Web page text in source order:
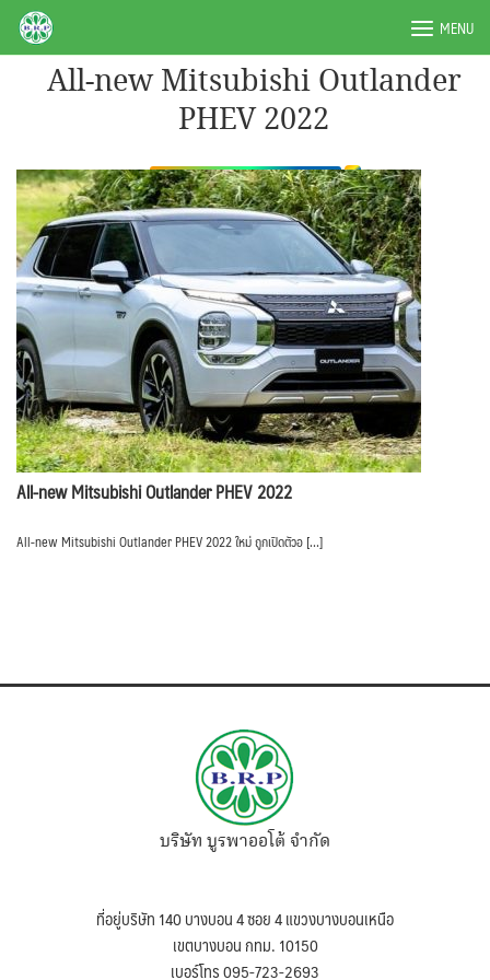
SkipBRPAUTO.COM MENU
All-new Mitsubishi Outlander
PHEV 2022
All-new Mitsubishi Outlander PHEV 2022
All-new Mitsubishi Outlander PHEV 2022 ใหม่ ถูกเปิดตัวอ […]
บริษัท บูรพาออโต้ จำกัด
ที่อยู่บริษัท 140 บางบอน 4 ซอย 4 แขวงบางบอนเหนือ
เขตบางบอน กทม. 10150
เบอร์โทร 095-723-2693